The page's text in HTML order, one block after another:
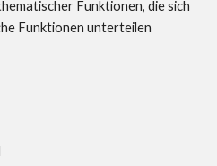
Funktionen, die sich
Funktionen unterteilen